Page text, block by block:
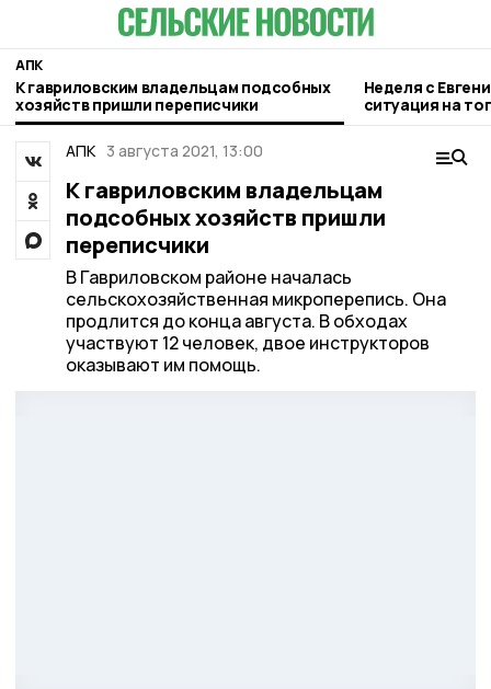
АПК
К гавриловским владельцам подсобных
хозяйств пришли переписчики
Неделя с
ситуация на
городе и
АПК
3 августа 2021, 13:00
К гавриловским владельцам
подсобных хозяйств пришли
переписчики
В Гавриловском районе началась
сельскохозяйственная микроперепись. Она
продлится до конца августа. В обходах
участвуют 12 человек, двое инструкторов
оказывают им помощь.